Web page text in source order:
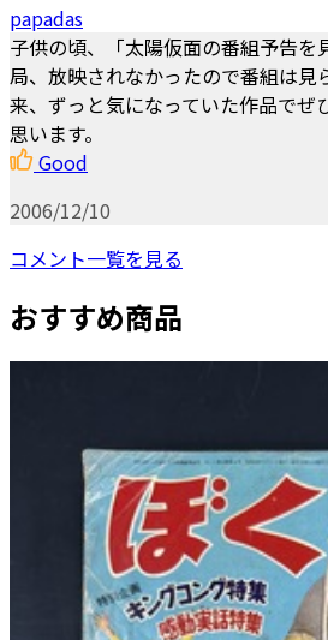
papadas
子供の頃、「太陽仮面の番組予告を
局、放映されなかったので番組は見
来、ずっと気になっていた作品でぜ
思います。
Good
2006/12/10
コメント一覧を見る
おすすめ商品